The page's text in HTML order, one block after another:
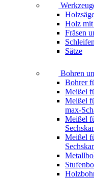
Holz
Fräsen
Sätze
Bohren
Bohrer
Meißel
Meißel
max-
Meißel
Meißel